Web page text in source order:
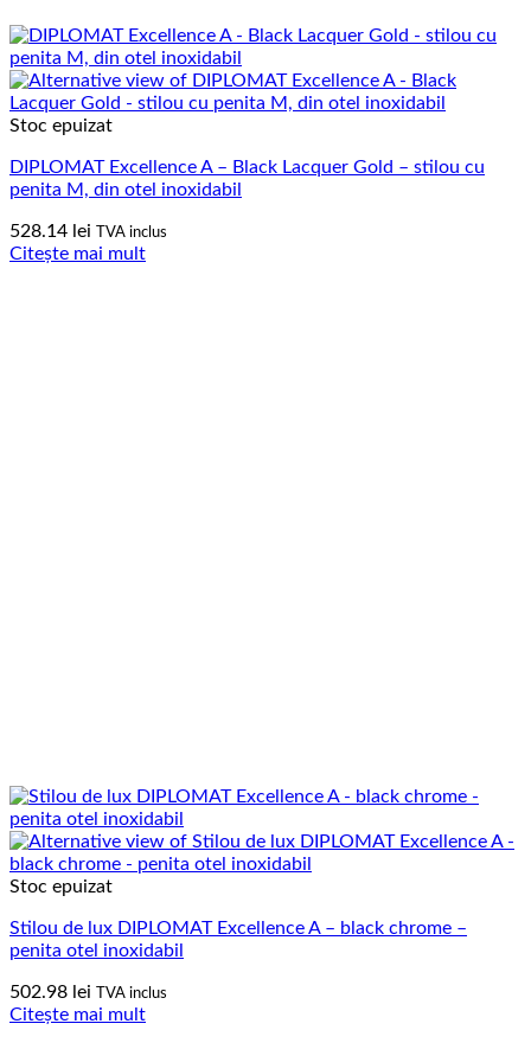
Stoc epuizat
DIPLOMAT Excellence A – Black Lacquer Gold – stilou cu
penita M, din otel inoxidabil
528.14 lei TVA inclus
Citește mai mult
Stoc epuizat
Stilou de lux DIPLOMAT Excellence A – black chrome –
penita otel inoxidabil
502.98 lei TVA inclus
Citește mai mult